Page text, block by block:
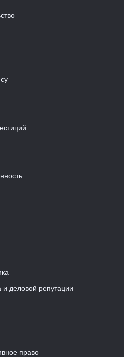
и деловой репутации
право